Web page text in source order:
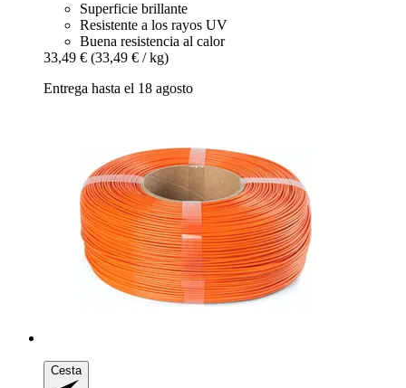
Superficie brillante
Resistente a los rayos UV
Buena resistencia al calor
33,49 € (33,49 € / kg)
Entrega hasta el 18 agosto
Cesta